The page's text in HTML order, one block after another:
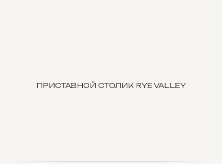
ПРИСТАВНОЙ СТОЛИК RYE VALLEY